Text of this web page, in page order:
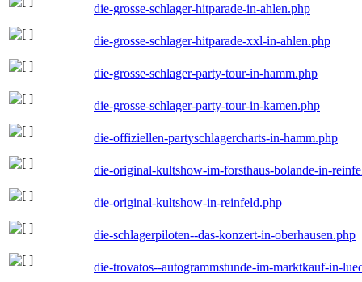
die-grosse-schlager-hitparade-in-ahlen.php
die-grosse-schlager-hitparade-xxl-in-ahlen.php
die-grosse-schlager-party-tour-in-hamm.php
die-grosse-schlager-party-tour-in-kamen.php
die-offiziellen-partyschlagercharts-in-hamm.php
die-original-kultshow-im-forsthaus-bolande-in-
die-original-kultshow-in-reinfeld.php
die-schlagerpiloten--das-konzert-in-oberhausen.php
die-trovatos--autogrammstunde-im-marktkauf-in-